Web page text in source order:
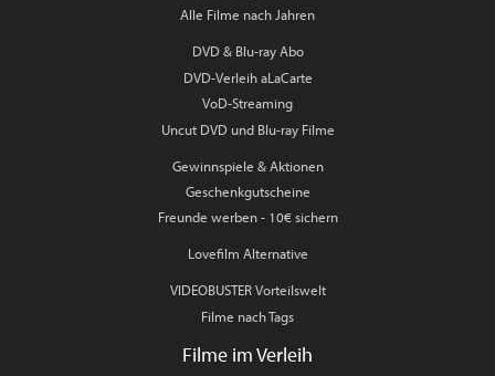
Alle Filme nach Jahren
DVD & Blu-ray Abo
DVD-Verleih aLaCarte
VoD-Streaming
Uncut DVD und Blu-ray Filme
Gewinnspiele & Aktionen
Geschenkgutscheine
Freunde werben - 10€ sichern
Lovefilm Alternative
VIDEOBUSTER Vorteilswelt
Filme nach Tags
Filme im Verleih